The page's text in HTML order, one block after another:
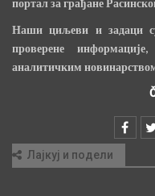
портал за грађане
Наши циљеви и задаци
проверене
аналитичким
Лајкуј и подели